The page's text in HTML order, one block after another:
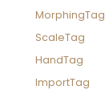
MorphingTag
ScaleTag
HandTag
ImportTag